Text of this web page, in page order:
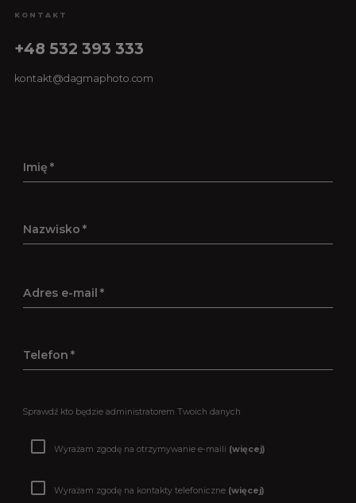
KONTAKT
+48 532 393 333
kontakt@dagmaphoto.com
Imię
Nazwisko
Adres e-mail
Telefon
Sprawdź kto będzie administratorem Twoich danych
Wyrażam zgodę na otrzymywanie e-maili (więcej)
Wyrażam zgodę na kontakty telefoniczne (więcej)